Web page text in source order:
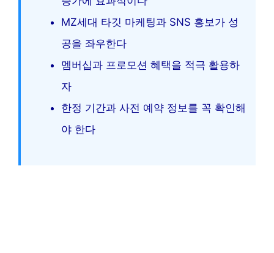
MZ세대 타깃 마케팅과 SNS 홍보가 성
공을 좌우한다
멤버십과 프로모션 혜택을 적극 활용하
자
한정 기간과 사전 예약 정보를 꼭 확인해
야 한다